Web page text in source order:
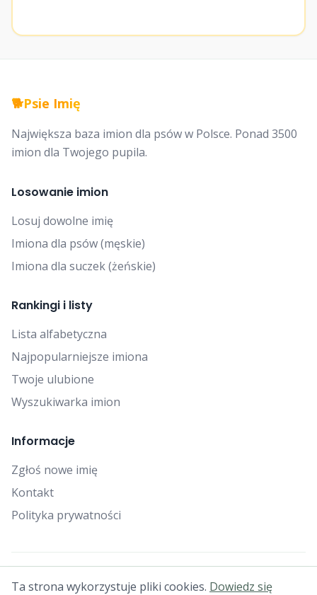
🐕Psie Imię
Największa baza imion dla psów w Polsce. Ponad 3500
imion dla Twojego pupila.
Losowanie imion
Losuj dowolne imię
Imiona dla psów (męskie)
Imiona dla suczek (żeńskie)
Rankingi i listy
Lista alfabetyczna
Najpopularniejsze imiona
Twoje ulubione
Wyszukiwarka imion
Informacje
Zgłoś nowe imię
Kontakt
Polityka prywatności
© 2025 Falcon Bytes. Wszelkie prawa zastrzeżone.
Ta strona wykorzystuje pliki cookies. Dowiedz się